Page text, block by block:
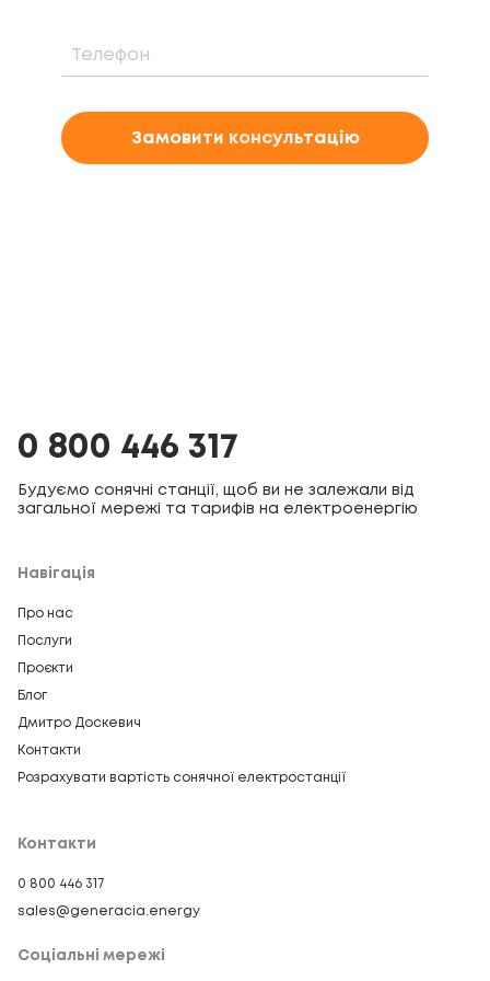
Замовити консультацію
0 800 446 317
Будуємо сонячні станції, щоб ви не залежали від
загальної мережі та тарифів на електроенергію
Навігація
Про нас
Послуги
Проєкти
Блог
Дмитро Доскевич
Контакти
Розрахувати вартість сонячної електростанції
Контакти
0 800 446 317
sales@generacia.energy
Соціальні мережі